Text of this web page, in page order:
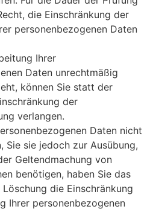
die Einschränkung der
personenbezogenen Daten
Ihrer
Daten unrechtmäßig
können Sie statt der
der
verlangen.
Daten nicht
Sie sie jedoch zur Ausübung,
Geltendmachung von
benötigen, haben Sie das
die Einschränkung
Ihrer personenbezogenen